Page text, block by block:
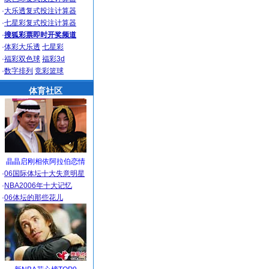
·大乐透复式投注计算器
·七星彩复式投注计算器
·搜狐彩票即时开奖频道
·体彩大乐透 七星彩
·福彩双色球 福彩3d
·数字排列 竞彩篮球
体育社区
晶晶启刚相依阿拉伯恋情
·06国际体坛十大失意明星
· NBA2006年十大记忆
·06体坛的那些花儿